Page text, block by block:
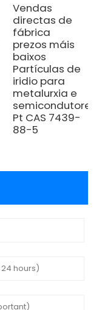
Vendas
directas de
fábrica
prezos máis
baixos
Partículas de
iridio para
metalurxia e
semicondutores
Pt CAS 7439-
88-5